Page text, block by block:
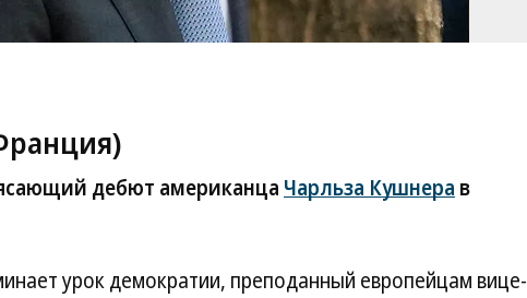
дебют американца Чарльза Кушнера в
урок демократии, преподанный европейцам вице-